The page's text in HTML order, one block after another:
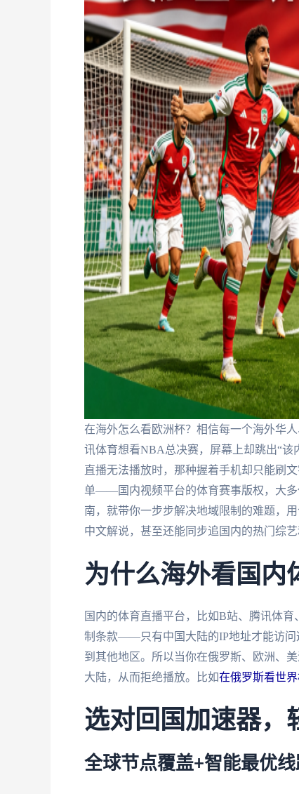
在海外怎么看欧洲杯？相信每一个海外华
讯体育想看NBA总决赛，屏幕上却跳出“
直播无法播放时，那种握着手机却只能刷
单——国内视频平台的体育赛事版权，大多
南，就带你一步步解决地域限制的难题，
中文解说，甚至还能同步追国内的热门综艺
为什么海外看国内
国内的体育直播平台，比如B站、腾讯体
制条款——只有中国大陆的IP地址才能访问
到其他地区。所以当你在俄罗斯、欧洲、
大陆，从而拒绝播放。比如在俄罗斯看世
选对回国加速器，
全球节点覆盖+智能最优